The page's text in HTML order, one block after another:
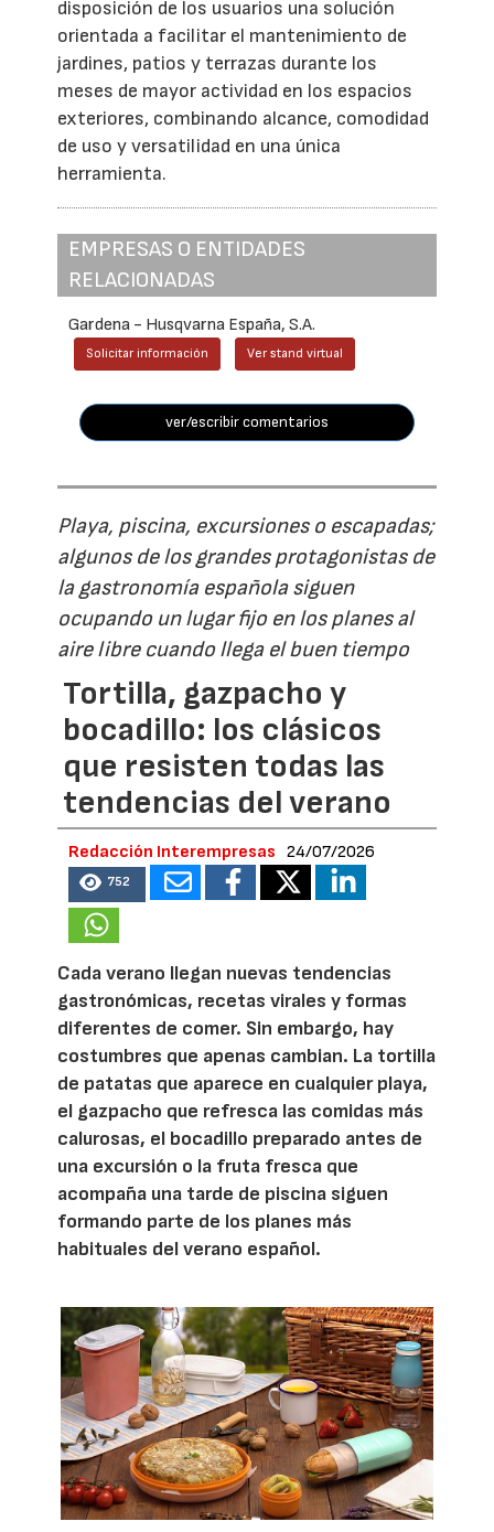
disposición de los usuarios una solución
orientada a facilitar el mantenimiento de
jardines, patios y terrazas durante los
meses de mayor actividad en los espacios
exteriores, combinando alcance, comodidad
de uso y versatilidad en una única
herramienta.
EMPRESAS O ENTIDADES
RELACIONADAS
Gardena - Husqvarna España, S.A.
Solicitar información Ver stand virtual
ver/escribir comentarios
Playa, piscina, excursiones o escapadas;
algunos de los grandes protagonistas de
la gastronomía española siguen
ocupando un lugar fijo en los planes al
aire libre cuando llega el buen tiempo
Tortilla, gazpacho y
bocadillo: los clásicos
que resisten todas las
tendencias del verano
Redacción Interempresas 24/07/2026
752
Cada verano llegan nuevas tendencias
gastronómicas, recetas virales y formas
diferentes de comer. Sin embargo, hay
costumbres que apenas cambian. La tortilla
de patatas que aparece en cualquier playa,
el gazpacho que refresca las comidas más
calurosas, el bocadillo preparado antes de
una excursión o la fruta fresca que
acompaña una tarde de piscina siguen
formando parte de los planes más
habituales del verano español.